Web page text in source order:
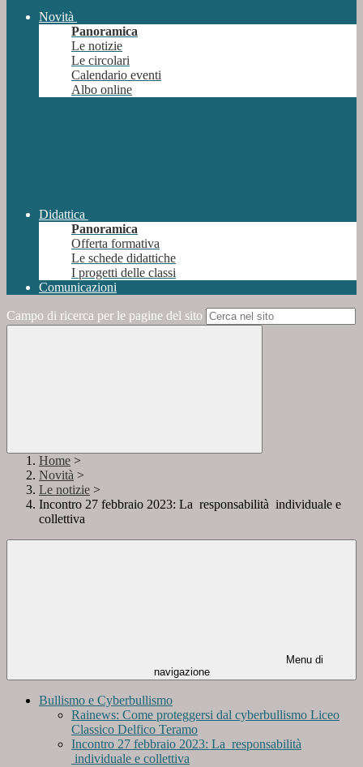
Novità
Panoramica
Le notizie
Le circolari
Calendario eventi
Albo online
Didattica
Panoramica
Offerta formativa
Le schede didattiche
I progetti delle classi
Comunicazioni
Campo di ricerca per le pagine del sito
Home >
Novità >
Le notizie >
Incontro 27 febbraio 2023: La responsabilità individuale e
collettiva
Menu di
navigazione
Bullismo e Cyberbullismo
Rainews: Come proteggersi dal cyberbullismo Liceo
Classico Delfico Teramo
Incontro 27 febbraio 2023: La responsabilità
individuale e collettiva